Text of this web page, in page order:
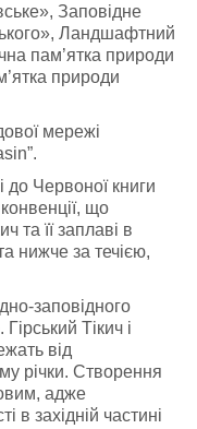
Заповідне
Ландшафтний
пам’ятка природи
природи
мережі
Червоної книги
що
та її заплаві в
нижче за течією,
заповідного
Тікич і
від
річки. Створення
адже
в західній частині